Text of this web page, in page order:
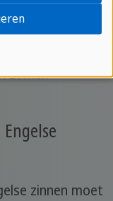
Volgens de
- Wanneer"
tijd". De plaats
zomer.
zinnen moet